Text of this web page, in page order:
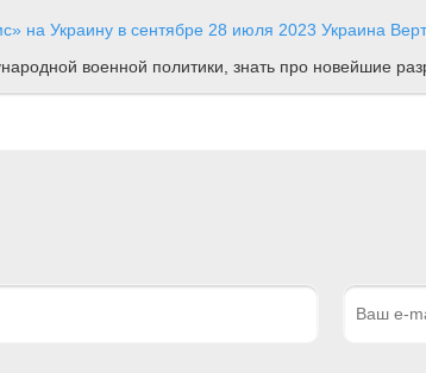
на Украину в сентябре 28 июля 2023 Украина
военной политики, знать про новейшие